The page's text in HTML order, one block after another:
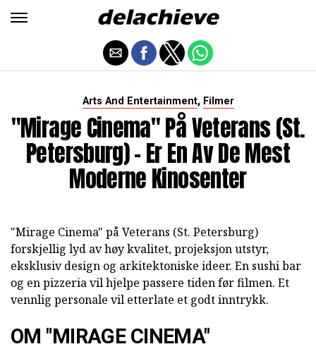
Arts And Entertainment, Filmer
"Mirage Cinema" På Veterans (St.
Petersburg) - Er En Av De Mest
Moderne Kinosenter
"Mirage Cinema" på Veterans (St. Petersburg)
forskjellig lyd av høy kvalitet, projeksjon utstyr,
eksklusiv design og arkitektoniske ideer. En sushi bar
og en pizzeria vil hjelpe passere tiden før filmen. Et
vennlig personale vil etterlate et godt inntrykk.
OM "MIRAGE CINEMA"